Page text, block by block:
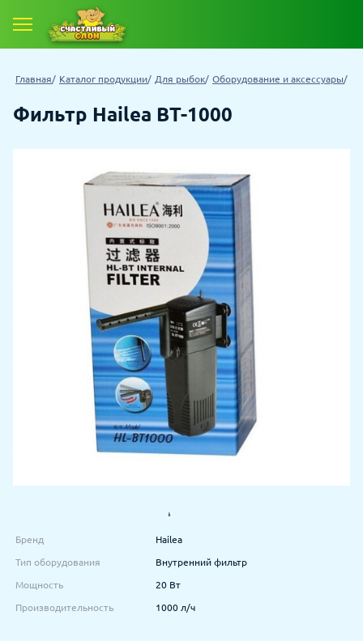
Главная Каталог продукции Для рыбок Оборудование и аксессуары
Фильтр Hailea BT-1000
Бренд Hailea
Тип оборудования Внутренний фильтр
Мощность 20 Вт
Производительность 1000 л/ч